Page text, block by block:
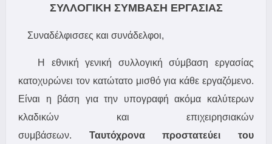
ΣΥΛΛΟΓΙΚΗ ΣΥΜΒΑΣΗ ΕΡΓΑΣΙΑΣ
Συναδέλφισσες και συνάδελφοι,
Η εθνική γενική συλλογική σύμβαση εργασίας
κατοχυρώνει τον κατώτατο μισθό για κάθε εργαζόμενο.
Είναι η βάση για την υπογραφή ακόμα καλύτερων
κλαδικών και επιχειρησιακών
συμβάσεων. Ταυτόχρονα προστατεύει του